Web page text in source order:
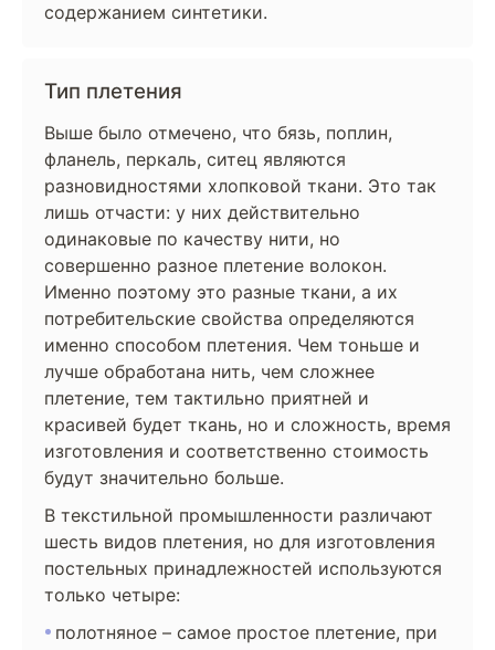
содержанием синтетики.
Тип плетения
Выше было отмечено, что бязь, поплин,
фланель, перкаль, ситец являются
разновидностями хлопковой ткани. Это так
лишь отчасти: у них действительно
одинаковые по качеству нити, но
совершенно разное плетение волокон.
Именно поэтому это разные ткани, а их
потребительские свойства определяются
именно способом плетения. Чем тоньше и
лучше обработана нить, чем сложнее
плетение, тем тактильно приятней и
красивей будет ткань, но и сложность, время
изготовления и соответственно стоимость
будут значительно больше.
В текстильной промышленности различают
шесть видов плетения, но для изготовления
постельных принадлежностей используются
только четыре:
полотняное – самое простое плетение, при